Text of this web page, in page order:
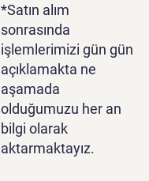
*Satın alım
sonrasında
işlemlerimizi gün gün
açıklamakta ne
aşamada
olduğumuzu her an
bilgi olarak
aktarmaktayız.